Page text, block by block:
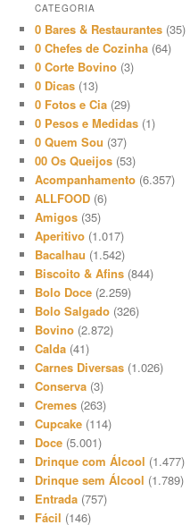
CATEGORIA
0 Bares & Restaurantes (35)
0 Chefes de Cozinha (64)
0 Corte Bovino (3)
0 Dicas (13)
0 Fotos e Cia (29)
0 Pesos e Medidas (1)
0 Quem Sou (37)
00 Os Queijos (53)
Acompanhamento (6.357)
ALLFOOD (6)
Amigos (35)
Aperitivo (1.017)
Bacalhau (1.542)
Biscoito & Afins (844)
Bolo Doce (2.259)
Bolo Salgado (326)
Bovino (2.872)
Calda (41)
Carnes Diversas (1.026)
Conserva (3)
Cremes (263)
Cupcake (114)
Doce (5.001)
Drinque com Álcool (1.477)
Drinque sem Álcool (1.789)
Entrada (757)
Fácil (146)